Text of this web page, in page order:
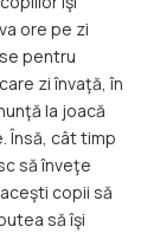
ore pe zi
pentru
zi învaţă, în
la joacă
Însă, cât timp
să înveţe
copii să
să îşi